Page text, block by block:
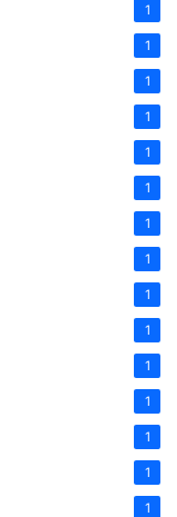
1
1
1
1
1
1
1
1
1
1
1
1
1
1
1